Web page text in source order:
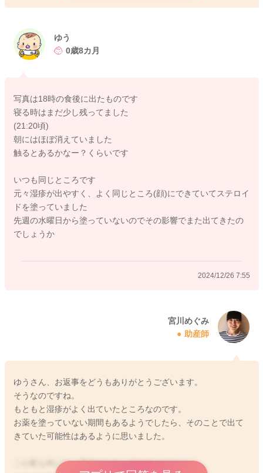
二日目に出ていたものも、同じようなところに出ていたのでし
痒がる様子もありましたか？
空気の乾燥がとても強くなっていることもありますので、その
影響もあって湿疹が出やすくなることもあるとは思います。
せっかくご相談いただいたのに、はっきりとどのような理由で
起こっているのか、お返事ができず大変申し訳ありません。
同じようなことを繰り返すようでしたら、早めに受診をしてい
ただけたらと思います。
安心できるようにしてみていただけたらと思います。
どうぞよろしくお願いします。
ゆう
0歳8カ月
写真は18時の食後に出たものです
寝る時はまだ少し残ってました
(21:20頃)
朝にはほぼ消えていました
触るとあるかなー？くらいです
いつも同じところです
元々湿疹が出やすく、よく同じところ(顔)にできていてステロイ
ドを塗っていました
先週の水曜日から塗っていないのでその影響でまた出てきたの
でしょうか
2024/12/26 7:55
宮川めぐみ
助産師
ゆうさん、お返事をどうもありがとうございます。
そうなのですね。
もともと湿疹がよく出ていたところなのです。
お薬を塗っていない期間もあるようでしたら、そのことで出て
きていた可能性はあるように思いました。
ご心配な時には、受診をなさってみてください。